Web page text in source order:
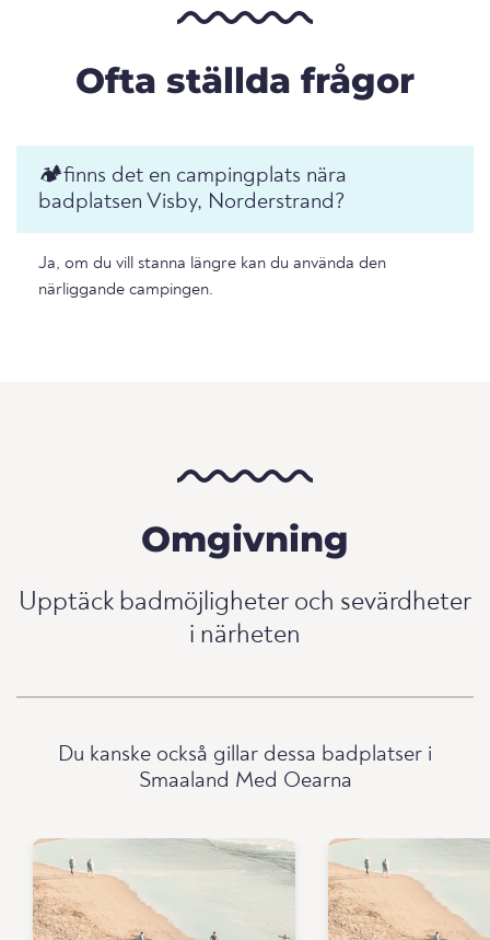
Ofta ställda frågor
🏕️️finns det en campingplats nära
badplatsen Visby, Norderstrand?
Ja, om du vill stanna längre kan du använda den
närliggande campingen.
Omgivning
Upptäck badmöjligheter och sevärdheter
i närheten
Du kanske också gillar dessa badplatser i
Smaaland Med Oearna